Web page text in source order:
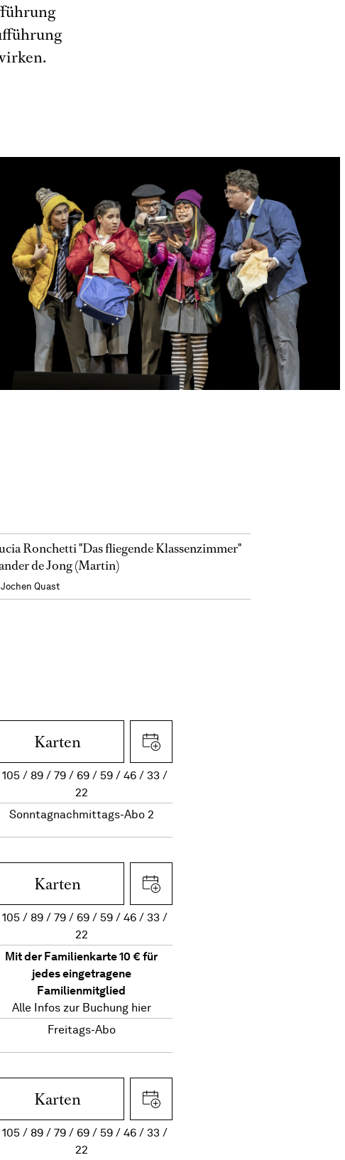
Ronchetti "Das fliegende Klassenzimmer"
de Jong (Martin)
Quast
Karten
105 89 79 69 59 46
33
22
Sonntagnachmittags-Abo 2
Karten
105 89 79 69 59 46
33
22
Mit der Familienkarte 10 € für
jedes eingetragene
Familienmitglied
Alle Infos zur Buchung hier
Freitags-Abo
Karten
105 89 79 69 59 46
33
22